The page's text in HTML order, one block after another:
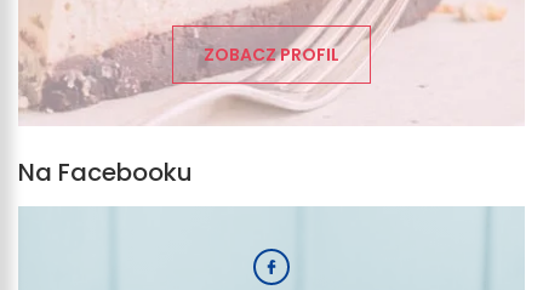
ZOBACZ PROFIL
Na Facebooku